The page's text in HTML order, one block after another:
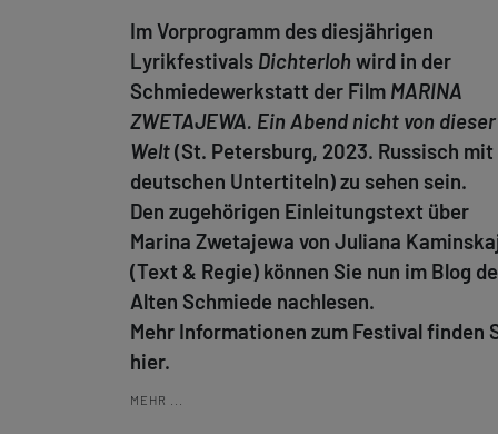
Im Vorprogramm des diesjährigen
Lyrikfestivals Dichterloh wird in der
Schmiedewerkstatt der Film MARINA
ZWETAJEWA. Ein Abend nicht von dieser
Welt(St. Petersburg, 2023. Russisch mit
deutschen Untertiteln) zu sehen sein.
Den zugehörigen Einleitungstext über
Marina Zwetajewa von Juliana
(Text & Regie) können Sie nun im Blog
Alten Schmiede nachlesen.
Mehr Informationen zum Festival finden
hier.
MEHR ...